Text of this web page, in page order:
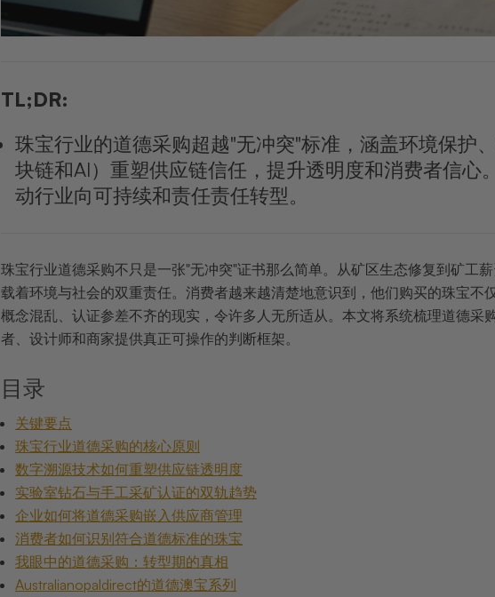
TL;DR:
珠宝行业的道德采购超越"无冲突"标准，涵盖环境保护
块链和AI）重塑供应链信任，提升透明度和消费者信
动行业向可持续和责任责任转型。
珠宝行业道德采购不只是一张"无冲突"证书那么简单。从矿区生态修复到矿工
载着环境与社会的双重责任。消费者越来越清楚地意识到，他们购买的珠宝
概念混乱、认证参差不齐的现实，令许多人无所适从。本文将系统梳理道德
者、设计师和商家提供真正可操作的判断框架。
目录
关键要点
珠宝行业道德采购的核心原则
数字溯源技术如何重塑供应链透明度
实验室钻石与手工采矿认证的双轨趋势
企业如何将道德采购嵌入供应商管理
消费者如何识别符合道德标准的珠宝
我眼中的道德采购：转型期的真相
Australianopaldirect的道德澳宝系列